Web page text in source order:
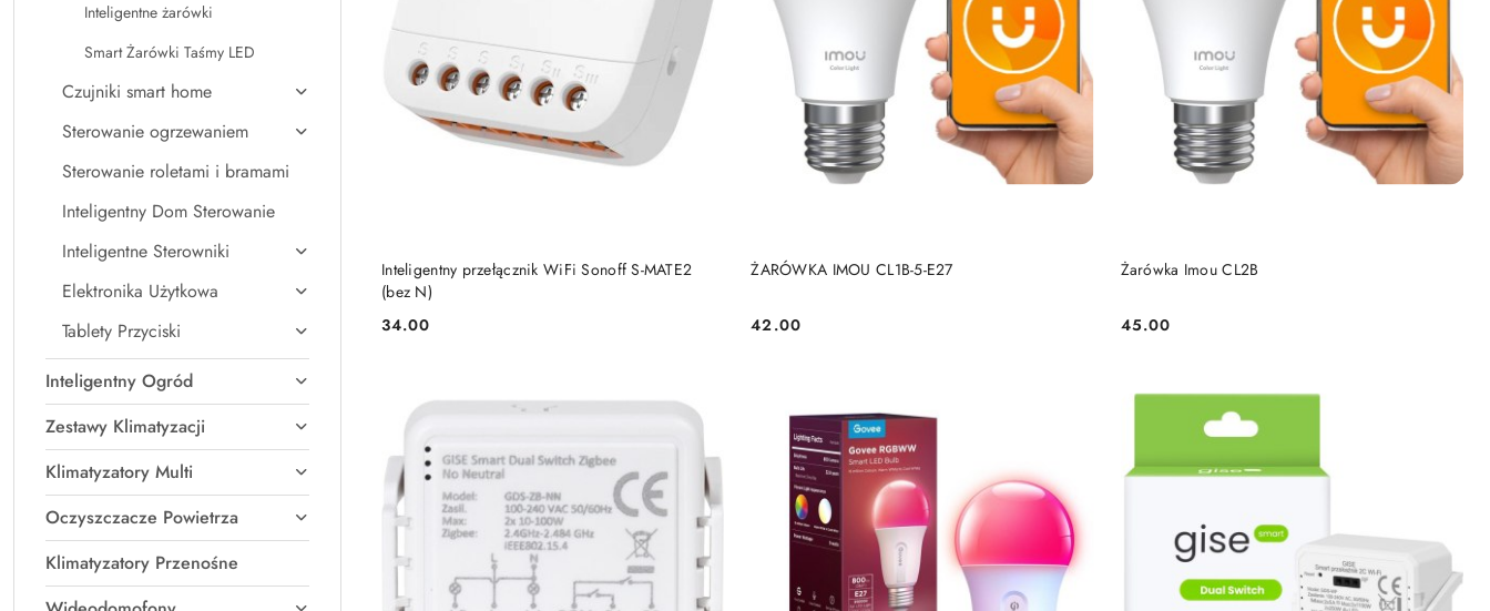
Inteligentne żarówki
Smart Żarówki Taśmy LED
Czujniki smart home
Sterowanie ogrzewaniem
Sterowanie roletami i bramami
Inteligentny Dom Sterowanie
Inteligentne Sterowniki
Elektronika Użytkowa
Tablety Przyciski
Inteligentny Ogród
Zestawy Klimatyzacji
Klimatyzatory Multi
Oczyszczacze Powietrza
Klimatyzatory Przenośne
Inteligentny przełącznik WiFi Sonoff S-MATE2
(bez N)
Cena:
34.00
DODAJ DO KOSZYKA ŻARÓWKA IMOU CL1B-5-E27
Cena:
42.00
DODAJ DO KOSZYKA Żarówka Imou CL2B
Cena:
45.00
DODAJ DO KOSZYKA